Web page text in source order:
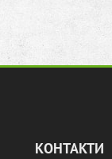
КОНТАКТИ